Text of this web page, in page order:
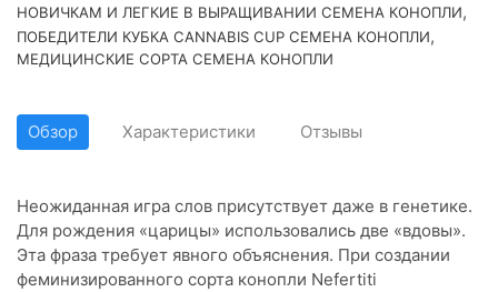
НОВИЧКАМ И ЛЕГКИЕ В ВЫРАЩИВАНИИ СЕМЕНА КОНОПЛИ,
ПОБЕДИТЕЛИ КУБКА CANNABIS CUP СЕМЕНА КОНОПЛИ,
МЕДИЦИНСКИЕ СОРТА СЕМЕНА КОНОПЛИ
Обзор Характеристики Отзывы
Неожиданная игра слов присутствует даже в генетике.
Для рождения «царицы» использовались две «вдовы».
Эта фраза требует явного объяснения. При создании
феминизированного сорта конопли Nefertiti